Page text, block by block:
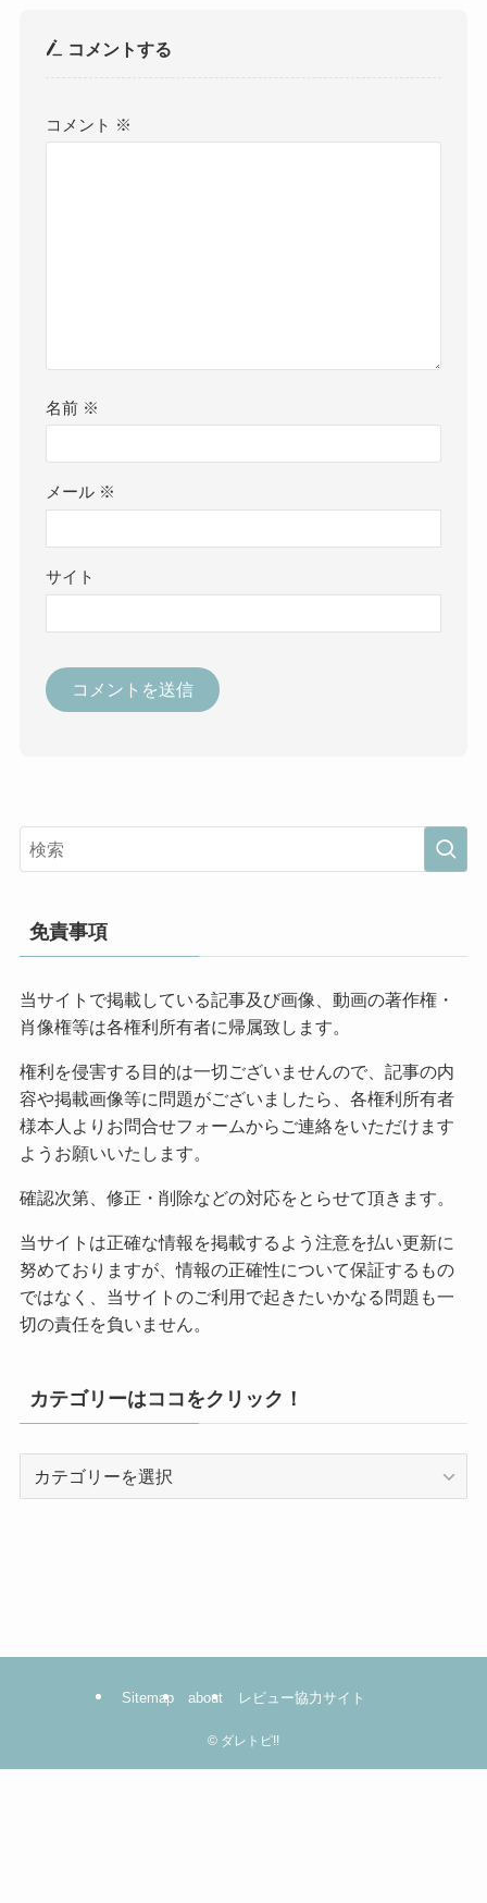
コメントする
コメント ※
名前 ※
メール ※
サイト
免責事項
当サイトで掲載している記事及び画像、動画の著作権・
肖像権等は各権利所有者に帰属致します。
権利を侵害する目的は一切ございませんので、記事の内
容や掲載画像等に問題がございましたら、各権利所有者
様本人よりお問合せフォームからご連絡をいただけます
ようお願いいたします。
確認次第、修正・削除などの対応をとらせて頂きます。
当サイトは正確な情報を掲載するよう注意を払い更新に
努めておりますが、情報の正確性について保証するもの
ではなく、当サイトのご利用で起きたいかなる問題も一
切の責任を負いません。
カテゴリーはココをクリック！
コ
Sitemap about レビュー協力サイト
© ダレトピ!!